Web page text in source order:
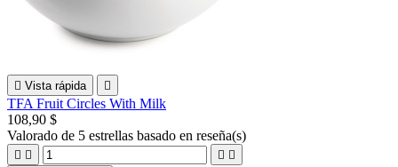
 Vista rápida 
TFA Fruit Circles With Milk
108,90 $
Valorado de 5 estrellas basado en reseña(s)
   